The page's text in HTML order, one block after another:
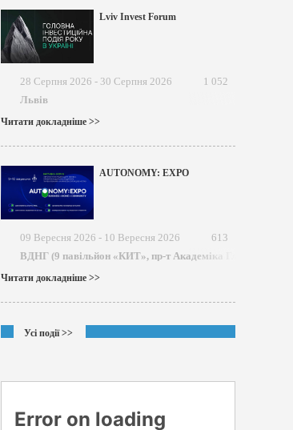
Lviv Invest Forum
28 Серпня 2026 - 30 Серпня 2026
1 052
Львів
Читати докладніше >>
AUTONOMY: EXPO
09 Вересня 2026 - 10 Вересня 2026
613
ВДНГ (9 павільйон «КИТ», пр-т Академіка Глушкова)
Читати докладніше >>
Усі події >>